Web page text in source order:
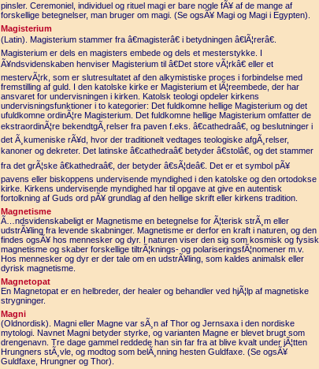
pinsler. Ceremoniel, individuel og rituel magi er bare nogle fÃ¥ af de mange af
forskellige betegnelser, man bruger om magi. (Se ogsÃ¥ Magi og Magi i Egypten).
Magisterium
(Latin). Magisterium stammer fra â€magisterâ€ i betydningen â€lÃ¦rerâ€.
Magisterium er dels en magisters embede og dels et mesterstykke. I
Ã¥ndsvidenskaben henviser Magisterium til â€Det store vÃ¦rkâ€ eller et
mestervÃ¦rk, som er slutresultatet af den alkymistiske proces i forbindelse med
fremstilling af guld. I den katolske kirke er Magisterium et lÃ¦reembede, der har
ansvaret for undervisningen i kirken. Katolsk teologi opdeler kirkens
undervisningsfunktioner i to kategorier: Det fuldkomne hellige Magisterium og det
ufuldkomne ordinÃ¦re Magisterium. Det fuldkomne hellige Magisterium omfatter de
ekstraordinÃ¦re bekendtgÃ¸relser fra paven f.eks. â€cathedraâ€, og beslutninger i
det Ã¸kumeniske rÃ¥d, hvor der traditionelt vedtages teologiske afgÃ¸relser,
kanoner og dekreter. Det latinske â€cathedraâ€ betyder â€stolâ€, og det stammer
fra det grÃ¦ske â€kathedraâ€, der betyder â€sÃ¦deâ€. Det er et symbol pÃ¥
pavens eller biskoppens undervisende myndighed i den katolske og den ortodokse
kirke. Kirkens undervisende myndighed har til opgave at give en autentisk
fortolkning af Guds ord pÃ¥ grundlag af den hellige skrift eller kirkens tradition.
Magnetisme
Ã…ndsvidenskabeligt er Magnetisme en betegnelse for Ã¦terisk strÃ¸m eller
udstrÃ¥ling fra levende skabninger. Magnetisme er derfor en kraft i naturen, og den
findes ogsÃ¥ hos mennesker og dyr. I naturen viser den sig som kosmisk og fysisk
magnetisme og skaber forskellige tiltrÃ¦knings- og polariseringsfÃ¦nomener m.v.
Hos mennesker og dyr er der tale om en udstrÃ¥ling, som kaldes animalsk eller
dyrisk magnetisme.
Magnetopat
En Magnetopat er en helbreder, der healer og behandler ved hjÃ¦lp af magnetiske
strygninger.
Magni
(Oldnordisk). Magni eller Magne var sÃ¸n af Thor og Jernsaxa i den nordiske
mytologi. Navnet Magni betyder styrke, og varianten Magne er blevet brugt som
drengenavn. Tre dage gammel reddede han sin far fra at blive kvalt under jÃ¦tten
Hrungners stÃ¸vle, og modtog som belÃ¸nning hesten Guldfaxe. (Se ogsÃ¥
Guldfaxe, Hrungner og Thor).